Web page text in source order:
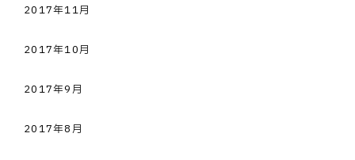
2017年11月
2017年10月
2017年9月
2017年8月